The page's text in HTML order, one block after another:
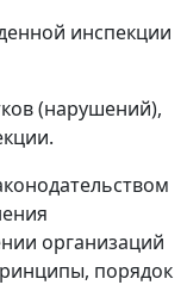
инспекции
(нарушений),
организаций
порядок